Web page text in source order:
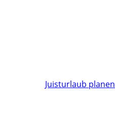
Juisturlaub planen